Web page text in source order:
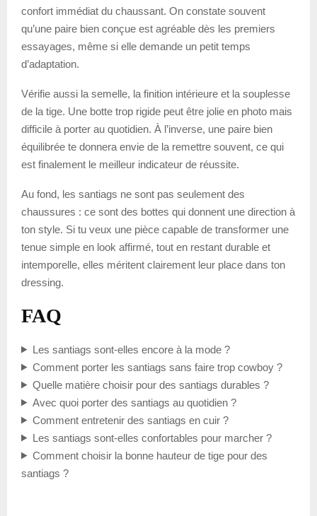
confort immédiat du chaussant. On constate souvent
qu’une paire bien conçue est agréable dès les premiers
essayages, même si elle demande un petit temps
d’adaptation.
Vérifie aussi la semelle, la finition intérieure et la souplesse
de la tige. Une botte trop rigide peut être jolie en photo mais
difficile à porter au quotidien. À l’inverse, une paire bien
équilibrée te donnera envie de la remettre souvent, ce qui
est finalement le meilleur indicateur de réussite.
Au fond, les santiags ne sont pas seulement des
chaussures : ce sont des bottes qui donnent une direction à
ton style. Si tu veux une pièce capable de transformer une
tenue simple en look affirmé, tout en restant durable et
intemporelle, elles méritent clairement leur place dans ton
dressing.
FAQ
Les santiags sont-elles encore à la mode ?
Comment porter les santiags sans faire trop cowboy ?
Quelle matière choisir pour des santiags durables ?
Avec quoi porter des santiags au quotidien ?
Comment entretenir des santiags en cuir ?
Les santiags sont-elles confortables pour marcher ?
Comment choisir la bonne hauteur de tige pour des
santiags ?